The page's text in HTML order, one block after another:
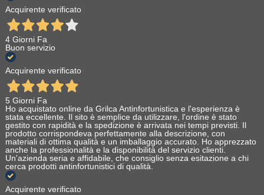
Acquirente verificato
4 Giorni Fa
Buon servizio
Acquirente verificato
5 Giorni Fa
Ho acquistato online da Grilca Antinfortunistica e l'esperienza è
stata eccellente. Il sito è semplice da utilizzare, l'ordine è stato
gestito con rapidità e la spedizione è arrivata nei tempi previsti. Il
prodotto corrispondeva perfettamente alla descrizione, con
materiali di ottima qualità e un imballaggio accurato. Ho apprezzato
anche la professionalità e la disponibilità del servizio clienti.
Un'azienda seria e affidabile, che consiglio senza esitazione a chi
cerca prodotti antinfortunistici di qualità.
Acquirente verificato